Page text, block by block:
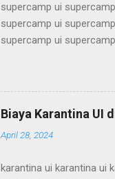
supercamp ui
supercamp ui
supercamp ui
supercamp ui
supercamp ui
supercamp ui
supercamp ui
supercamp ui
Biaya Karantina UI
April 28, 2024
karantina ui karantina ui